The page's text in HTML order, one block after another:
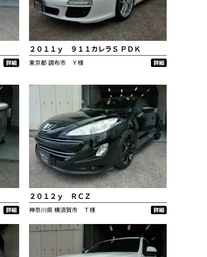
詳細
２０１１ｙ ９１１カレラＳ ＰＤＫ
東京都調布市 Ｙ様 詳細
詳細
２０１２ｙ ＲＣＺ
神奈川県横須賀市 Ｔ様 詳細